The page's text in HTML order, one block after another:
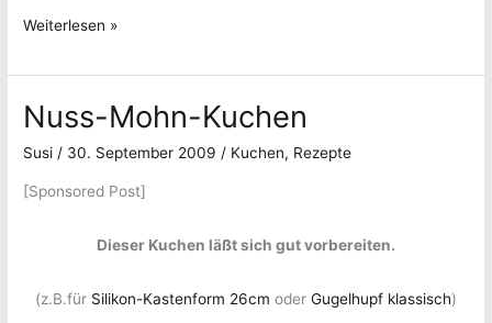
Mohnstollen
Weiterlesen »
Nuss-Mohn-Kuchen
Susi / 30. September 2009 / Kuchen, Rezepte
[Sponsored Post]
Dieser Kuchen läßt sich gut vorbereiten.
(z.B.für Silikon-Kastenform 26cm oder Gugelhupf klassisch)